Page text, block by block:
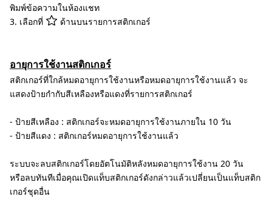
พิมพ์ข้อความในห้องแชท
3. เลือกที่
ด้านบนรายการสติกเกอร์
อายุการใช้งานสติกเกอร์
สติกเกอร์ที่ใกล้หมดอายุการใช้งานหรือหมดอายุการใช้งานแล้ว จะ
แสดงป้ายกำกับสีเหลืองหรือแดงที่รายการสติกเกอร์
- ป้ายสีเหลือง : สติกเกอร์จะหมดอายุการใช้งานภายใน 10 วัน
- ป้ายสีแดง : สติกเกอร์หมดอายุการใช้งานแล้ว
ระบบจะลบสติกเกอร์โดยอัตโนมัติหลังหมดอายุการใช้งาน 20 วัน
หรือลบทันทีเมื่อคุณเปิดแท็บสติกเกอร์ดังกล่าวแล้วเปลี่ยนเป็นแท็บสติก
เกอร์ชุดอื่น